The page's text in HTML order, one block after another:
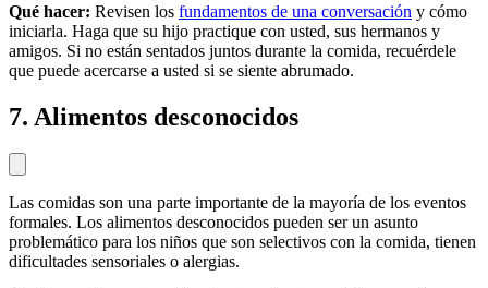
Qué hacer: Revisen los fundamentos de una conversación y cómo
iniciarla. Haga que su hijo practique con usted, sus hermanos y
amigos. Si no están sentados juntos durante la comida, recuérdele
que puede acercarse a usted si se siente abrumado.
7. Alimentos desconocidos
Las comidas son una parte importante de la mayoría de los eventos
formales. Los alimentos desconocidos pueden ser un asunto
problemático para los niños que son selectivos con la comida, tienen
dificultades sensoriales o alergias.